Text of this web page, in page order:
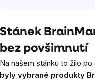
Stánek
bez povšimnutí
Na našem stánku to žilo po
byly vybrané produkty